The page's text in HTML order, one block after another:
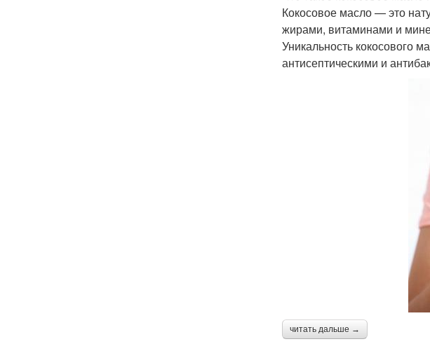
Кокосовое масло — это
жирами, витаминами и
Уникальность кокосового
антисептическими и
читать дальше →